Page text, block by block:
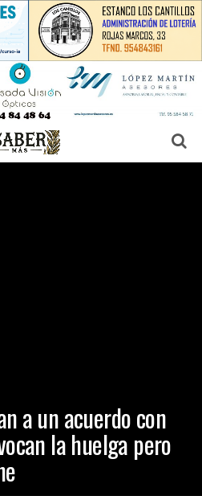
a un acuerdo con
la huelga pero